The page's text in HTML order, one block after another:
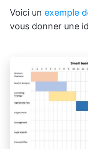
Voici un exemple
vous donner une